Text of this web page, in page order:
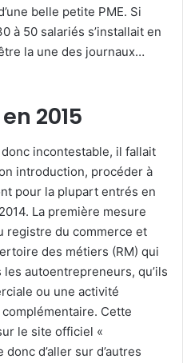
belle petite PME. Si
à 50 salariés s’installait en
la une des journaux…
2015
incontestable, il fallait
introduction, procéder à
pour la plupart entrés en
La première mesure
registre du commerce et
des métiers (RM) qui
autoentrepreneurs, qu’ils
ou une activité
Cette
le site officiel «
d’aller sur d’autres